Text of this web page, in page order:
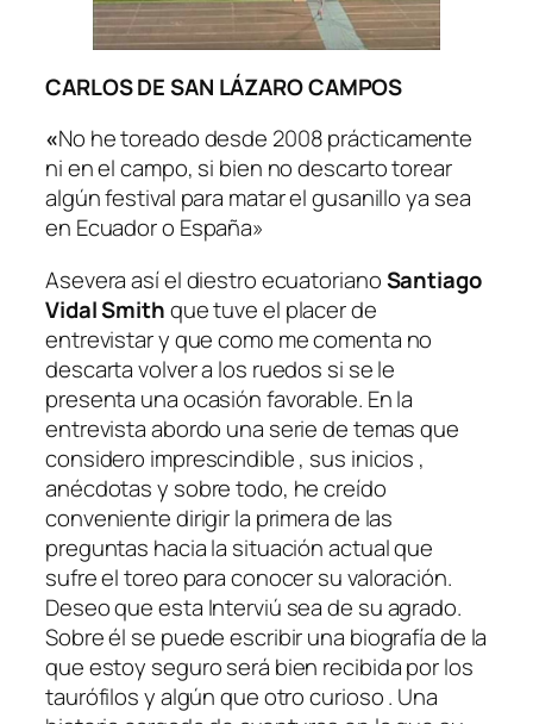
CARLOS DE SAN LÁZARO CAMPOS
«No he toreado desde 2008 prácticamente
ni en el campo, si bien no descarto torear
algún festival para matar el gusanillo ya sea
en Ecuador o España»
Asevera así el diestro ecuatorianoSantiago
Vidal Smithque tuve el placer de
entrevistar y que como me comenta no
descarta volver a los ruedos si se le
presenta una ocasión favorable. En la
entrevista abordo una serie de temas que
considero imprescindible , sus inicios ,
anécdotas y sobre todo, he creído
conveniente dirigir la primera de las
preguntas hacia la situación actual que
sufre el toreo para conocer su valoración.
Deseo que esta Interviú sea de su agrado.
Sobre él se puede escribir una biografía de la
que estoy seguro será bien recibida por los
taurófilos y algún que otro curioso . Una